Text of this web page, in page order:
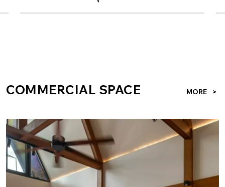
โครงการนี้มีอิทธิพลศาสตร์ฮวงจุ้ยตามความเชื่อเข้ามาเกี่ยวข้อง
ง
COLORBOND® steel สี Burnt Almond ลอน LYSAGHT®
จากโจทย์นี้ The Communes นครปฐม จึงเป็นหนึ่งใน
ปูน-ปวัน ฤทธิพงศ์ Design Director แห่ง RAD Studios
ซึ่งผสมผสานการออกแบบอันโดดเด่นเข้ากับบริบท
เงียบสงบของทุ่งนา เปลี่ยนแรงบันดาลใจให้เป็นดีไซน์
ที่สร้างได้จริง กลายมาเป็นสถาปัตยกรรมรูปทรงแปลก
ตา ราวกับเนินเขาสลับซับซ้อนที่กลมกลืนไปกับทิวทัศน์
ก็
บ
ปี
COMMERCIAL SPACE MORE